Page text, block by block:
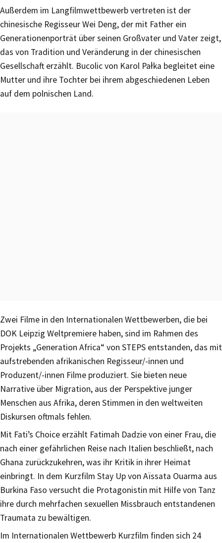
Außerdem im Langfilmwettbewerb vertreten ist der
chinesische Regisseur Wei Deng, der mit Father ein
Generationenporträt über seinen Großvater und Vater zeigt,
das von Tradition und Veränderung in der chinesischen
Gesellschaft erzählt. Bucolic von Karol Pałka begleitet eine
Mutter und ihre Tochter bei ihrem abgeschiedenen Leben
auf dem polnischen Land.
Zwei Filme in den Internationalen Wettbewerben, die bei
DOK Leipzig Weltpremiere haben, sind im Rahmen des
Projekts „Generation Africa“ von STEPS entstanden, das mit
aufstrebenden afrikanischen Regisseur/-innen und
Produzent/-innen Filme produziert. Sie bieten neue
Narrative über Migration, aus der Perspektive junger
Menschen aus Afrika, deren Stimmen in den weltweiten
Diskursen oftmals fehlen.
Mit Fati’s Choice erzählt Fatimah Dadzie von einer Frau, die
nach einer gefährlichen Reise nach Italien beschließt, nach
Ghana zurückzukehren, was ihr Kritik in ihrer Heimat
einbringt. In dem Kurzfilm Stay Up von Aïssata Ouarma aus
Burkina Faso versucht die Protagonistin mit Hilfe von Tanz
ihre durch mehrfachen sexuellen Missbrauch entstandenen
Traumata zu bewältigen.
Im Internationalen Wettbewerb Kurzfilm finden sich 24